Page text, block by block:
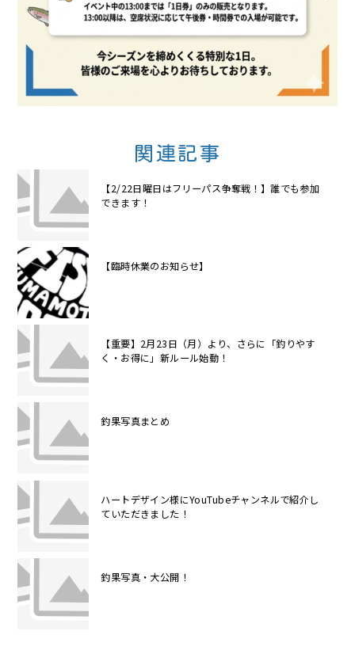
関連記事
【2/22日曜日はフリーパス争奪戦！】誰でも参加
できます！
【臨時休業のお知らせ】
【重要】2月23日（月）より、さらに「釣りやす
く・お得に」新ルール始動！
釣果写真まとめ
ハートデザイン様にYouTubeチャンネルで紹介し
ていただきました！
釣果写真・大公開！